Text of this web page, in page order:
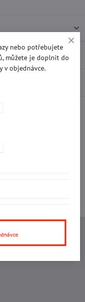
nebo potřebujete
můžete je doplnit do
v objednávce.